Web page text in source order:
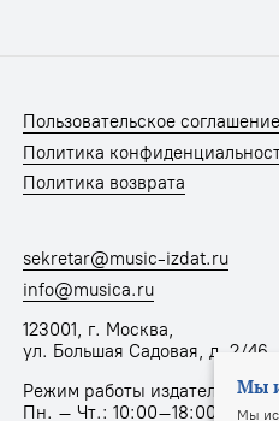
Пользовательское соглашение
Политика
Политика возврата
sekretar@music-izdat.ru
info@musica.ru
123001, г. Москва,
ул. Большая Садовая, д. 2/46,
Режим работы издательства:
Пн. – Чт.: 10:00–18:00, Пт.:
Мы
Мы